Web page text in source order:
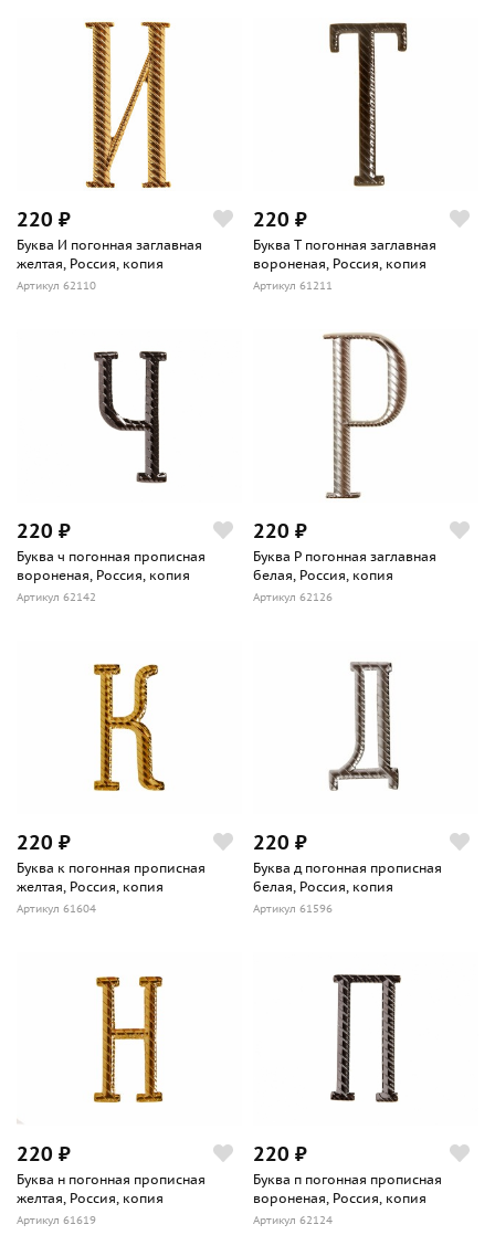
220 ₽
Буква И погонная заглавная
желтая, Россия, копия
Артикул 62110
220 ₽
Буква Т погонная заглавная
вороненая, Россия, копия
Артикул 61211
220 ₽
Буква ч погонная прописная
вороненая, Россия, копия
Артикул 62142
220 ₽
Буква Р погонная заглавная
белая, Россия, копия
Артикул 62126
220 ₽
Буква к погонная прописная
желтая, Россия, копия
Артикул 61604
220 ₽
Буква д погонная прописная
белая, Россия, копия
Артикул 61596
220 ₽
Буква н погонная прописная
желтая, Россия, копия
Артикул 61619
220 ₽
Буква п погонная прописная
вороненая, Россия, копия
Артикул 62124